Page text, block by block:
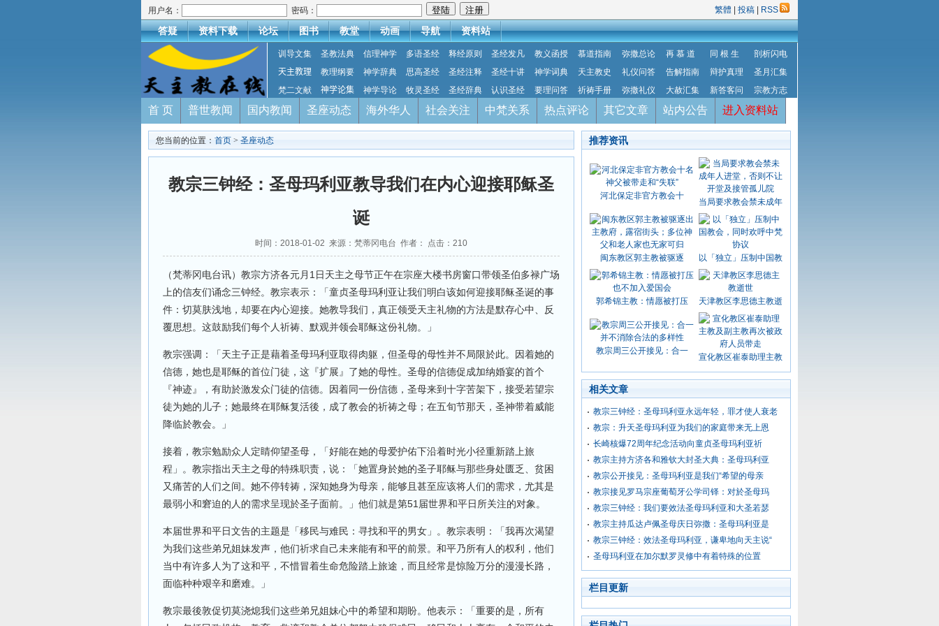
用户名： 密码： 繁體 投稿 RSS
答疑 资料下载 论坛 图书 教堂 动画 导航 资料站
训导文集 圣教法典 信理神学 多语圣经 释经原则 圣经发凡 教义函授 慕道指南 弥撒总论 再 慕 道 同 根 生
剖析闪电
天主教理
教理纲要 神学辞典 思高圣经 圣经注释 圣经十讲 神学词典 天主教史 礼仪问答 告解指南 辩护真理
圣月汇集
梵二文献
神学论集 神学导论 牧灵圣经 圣经辞典 认识圣经 要理问答 祈祷手册 弥撒礼仪 大赦汇集 新答客问 宗教方志
首 页 普世教闻 国内教闻 圣座动态 海外华人 社会关注 中梵关系 热点评论 其它文章 站内公告 进入资料站
您当前的位置： 首页 > 圣座动态
教宗三钟经：圣母玛利亚教导我们在内心迎接耶稣圣
诞
时间：2018-01-02 来源：梵蒂冈电台 作者： 点击： 210
（梵蒂冈电台讯）教宗方济各元月1日天主之母节正午在宗座大楼书房窗口带领圣伯多禄广场
上的信友们诵念三钟经。教宗表示：「童贞圣母玛利亚让我们明白该如何迎接耶稣圣诞的事
件：切莫肤浅地，却要在内心迎接。她教导我们，真正领受天主礼物的方法是默存心中、反
覆思想。这鼓励我们每个人祈祷、默观并领会耶稣这份礼物。」
教宗强调：「天主子正是藉着圣母玛利亚取得肉躯，但圣母的母性并不局限於此。因着她的
信德，她也是耶稣的首位门徒，这『扩展』了她的母性。圣母的信德促成加纳婚宴的首个
『神迹』，有助於激发众门徒的信德。因着同一份信德，圣母来到十字苦架下，接受若望宗
徒为她的儿子；她最终在耶稣复活後，成了教会的祈祷之母；在五旬节那天，圣神带着威能
降临於教会。」
接着，教宗勉励众人定睛仰望圣母，「好能在她的母爱护佑下沿着时光小径重新踏上旅
程」。教宗指出天主之母的特殊职责，说：「她置身於她的圣子耶稣与那些身处匮乏、贫困
又痛苦的人们之间。她不停转祷，深知她身为母亲，能够且甚至应该将人们的需求，尤其是
最弱小和窘迫的人的需求呈现於圣子面前。」他们就是第51届世界和平日所关注的对象。
本届世界和平日文告的主题是「移民与难民：寻找和平的男女」。教宗表明：「我再次渴望
为我们这些弟兄姐妹发声，他们祈求自己未来能有和平的前景。和平乃所有人的权利，他们
当中有许多人为了这和平，不惜冒着生命危险踏上旅途，而且经常是惊险万分的漫漫长路，
面临种种艰辛和磨难。」
教宗最後敦促切莫浇熄我们这些弟兄姐妹心中的希望和期盼。他表示：「重要的是，所有
推荐资讯
河北保定非官方教会十
当局要求教会禁未成年
闽东教区郭主教被驱逐 以「独立」压制中国教
郭希锦主教：情愿被打压 天津教区李思德主教逝
教宗周三公开接见：合一
宣化教区崔泰助理主教
相关文章
教宗三钟经：圣母玛利亚永远年轻，罪才使人衰老
教宗：升天圣母玛利亚为我们的家庭带来无上恩
长崎核爆72周年纪念活动向童贞圣母玛利亚祈
教宗主持方济各和雅钦大封圣大典：圣母玛利亚
教宗公开接见：圣母玛利亚是我们“希望的母亲
教宗接见罗马宗座葡萄牙公学司铎：对於圣母玛
教宗三钟经：我们要效法圣母玛利亚和大圣若瑟
教宗主持瓜达卢佩圣母庆日弥撒：圣母玛利亚是
教宗三钟经：效法圣母玛利亚，谦卑地向天主说“
圣母玛利亚在加尔默罗灵修中有着特殊的位置
栏目更新